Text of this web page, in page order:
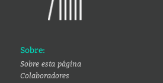
Sobre:
Sobre esta página
Colaboradores